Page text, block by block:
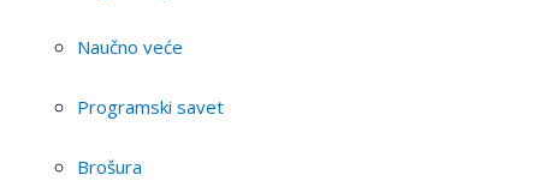
Naučno veće
Programski savet
Brošura